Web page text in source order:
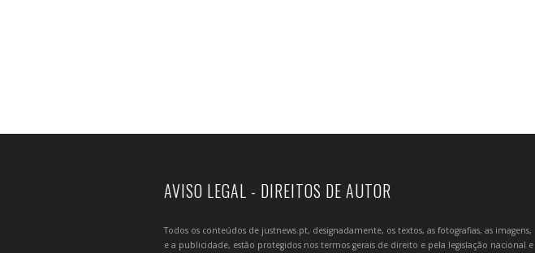
AVISO LEGAL - DIREITOS DE AUTOR
Todos os conteúdos de justnews.pt, designadamente, os textos, as fotografias, as imagens,
e a publicidade, estão protegidos nos termos gerais de direito e pela legislação nacional e